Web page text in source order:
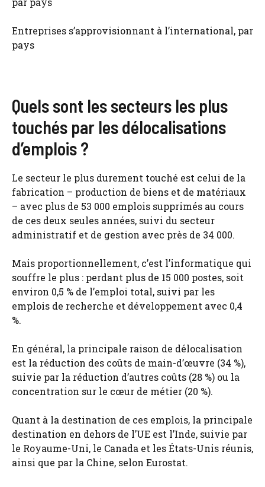
Entreprises s’approvisionnant à l’international, par
pays
Quels sont les secteurs les plus
touchés par les délocalisations
d’emplois ?
Le secteur le plus durement touché est celui de la
fabrication – production de biens et de matériaux
– avec plus de 53 000 emplois supprimés au cours
de ces deux seules années, suivi du secteur
administratif et de gestion avec près de 34 000.
Mais proportionnellement, c’est l’informatique qui
souffre le plus : perdant plus de 15 000 postes, soit
environ 0,5 % de l’emploi total, suivi par les
emplois de recherche et développement avec 0,4
%.
En général, la principale raison de délocalisation
est la réduction des coûts de main-d’œuvre (34 %),
suivie par la réduction d’autres coûts (28 %) ou la
concentration sur le cœur de métier (20 %).
Quant à la destination de ces emplois, la principale
destination en dehors de l’UE est l’Inde, suivie par
le Royaume-Uni, le Canada et les États-Unis réunis,
ainsi que par la Chine, selon Eurostat.